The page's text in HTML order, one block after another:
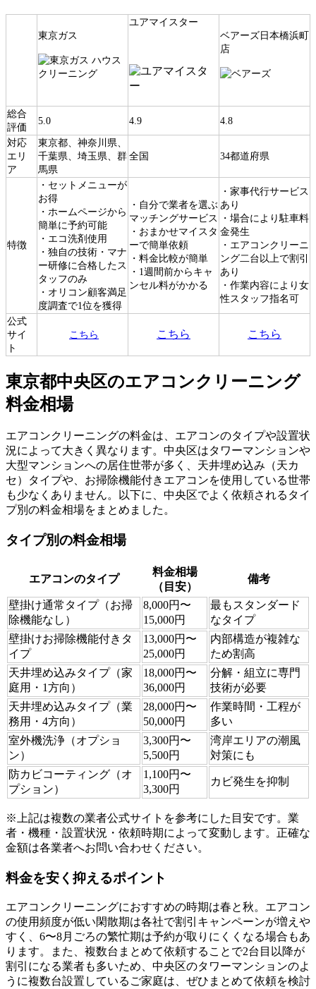
東京ガス
ユアマイスター
ベアーズ日本橋浜町
店
総合
評価
5.0 4.9
4.8
対応
エリ
ア
東京都、神奈川県、
千葉県、埼玉県、群
馬県
全国 34都道府県
特徴
・セットメニューが
お得
・ホームページから
簡単に予約可能
・エコ洗剤使用
・独自の技術・マナ
ー研修に合格したス
タッフのみ
・オリコン顧客満足
度調査で1位を獲得
・自分で業者を選ぶ
マッチングサービス
・おまかせマイスタ
ーで簡単依頼
・料金比較が簡単
・1週間前からキャ
ンセル料がかかる
・家事代行サービス
あり
・場合により駐車料
金発生
・エアコンクリーニ
ング二台以上で割引
あり
・作業内容により女
性スタッフ指名可
公式
サイ
ト
こちら こちら こちら
東京都中央区のエアコンクリーニング
料金相場
エアコンクリーニングの料金は、エアコンのタイプや設置状
況によって大きく異なります。中央区はタワーマンションや
大型マンションへの居住世帯が多く、天井埋め込み（天カ
セ）タイプや、お掃除機能付きエアコンを使用している世帯
も少なくありません。以下に、中央区でよく依頼されるタイ
プ別の料金相場をまとめました。
タイプ別の料金相場
エアコンのタイプ
料金相場
（目安）
備考
壁掛け通常タイプ（お掃
除機能なし）
8,000円〜
15,000円
最もスタンダード
なタイプ
壁掛けお掃除機能付きタ
イプ
13,000円〜
25,000円
内部構造が複雑な
ため割高
天井埋め込みタイプ（家
庭用・1方向）
18,000円〜
36,000円
分解・組立に専門
技術が必要
天井埋め込みタイプ（業
務用・4方向）
28,000円〜
50,000円
作業時間・工程が
多い
室外機洗浄（オプショ
ン）
3,300円〜
5,500円
湾岸エリアの潮風
対策にも
防カビコーティング（オ
プション）
1,100円〜
3,300円
カビ発生を抑制
※上記は複数の業者公式サイトを参考にした目安です。業
者・機種・設置状況・依頼時期によって変動します。正確な
金額は各業者へお問い合わせください。
料金を安く抑えるポイント
エアコンクリーニングにおすすめの時期は春と秋。エアコン
の使用頻度が低い閑散期は各社で割引キャンペーンが増えや
すく、6〜8月ごろの繁忙期は予約が取りにくくなる場合もあ
ります。また、複数台まとめて依頼することで2台目以降が
割引になる業者も多いため、中央区のタワーマンションのよ
うに複数台設置しているご家庭は、ぜひまとめて依頼を検討